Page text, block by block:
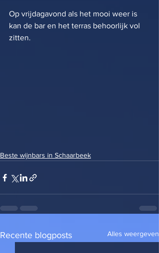
Op vrijdagavond als het mooi weer is
kan de bar en het terras behoorlijk vol
zitten.
Beste wijnbars in Schaarbeek
Recente blogposts Alles weergeven